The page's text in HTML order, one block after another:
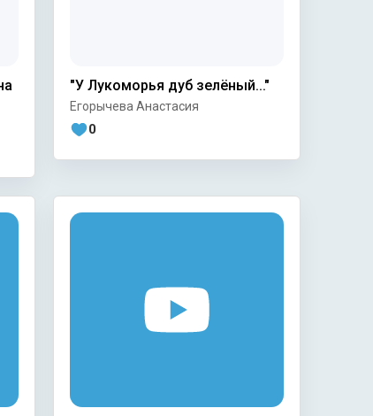
"У Лукоморья дуб зелёный..."
Егорычева Анастасия
0